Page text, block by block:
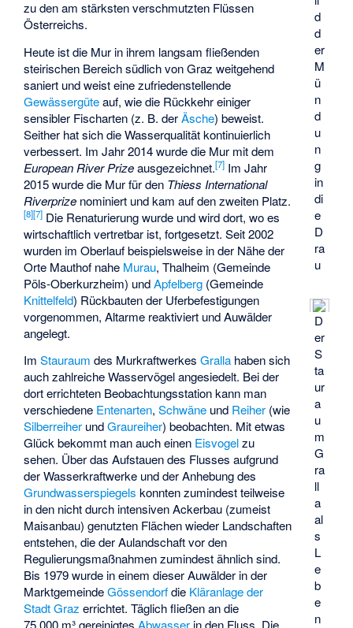
d
d
er
M
ü
n
d
u
n
g
in
di
e
D
ra
u
D
er
S
ta
ur
a
u
m
G
ra
ll
a
al
s
L
e
b
e
n
zu den am stärksten verschmutzten Flüssen
Österreichs.
Heute ist die Mur in ihrem langsam fließenden
steirischen Bereich südlich von Graz weitgehend
saniert und weist eine zufriedenstellende
Gewässergüteauf, wie die Rückkehr einiger
sensibler Fischarten (z. B. derÄsche) beweist.
Seither hat sich die Wasserqualität kontinuierlich
verbessert. Im Jahr 2014 wurde die Mur mit dem
European River Prizeausgezeichnet.[7] Im Jahr
2015 wurde die Mur für den Thiess International
Riverprize nominiert und kam auf den zweiten Platz.
[8][7] Die Renaturierung wurde und wird dort, wo es
wirtschaftlich vertretbar ist, fortgesetzt. Seit 2002
wurden im Oberlauf beispielsweise in der Nähe der
Orte Mauthof nahe Murau,Thalheim (Gemeinde
Pöls-Oberkurzheim) undApfelberg (Gemeinde
Knittelfeld) Rückbauten der Uferbefestigungen
vorgenommen, Altarme reaktiviert und Auwälder
angelegt.
ImStauraum des MurkraftwerkesGralla haben sich
auch zahlreiche Wasservögel angesiedelt. Bei der
dort errichteten Beobachtungsstation kann man
verschiedene Entenarten,Schwäne und Reiher (wie
Silberreiher undGraureiher) beobachten. Mit etwas
Glück bekommt man auch einen Eisvogelzu
sehen. Über das Aufstauen des Flusses aufgrund
der Wasserkraftwerke und der Anhebung des
Grundwasserspiegels konnten zumindest teilweise
in den nicht durch intensiven Ackerbau (zumeist
Maisanbau) genutzten Flächen wieder Landschaften
entstehen, die der Aulandschaft vor den
Regulierungsmaßnahmen zumindest ähnlich sind.
Bis 1979 wurde in einem dieser Auwälder in der
MarktgemeindeGössendorfdie Kläranlage der
Stadt Graz errichtet. Täglich fließen an die